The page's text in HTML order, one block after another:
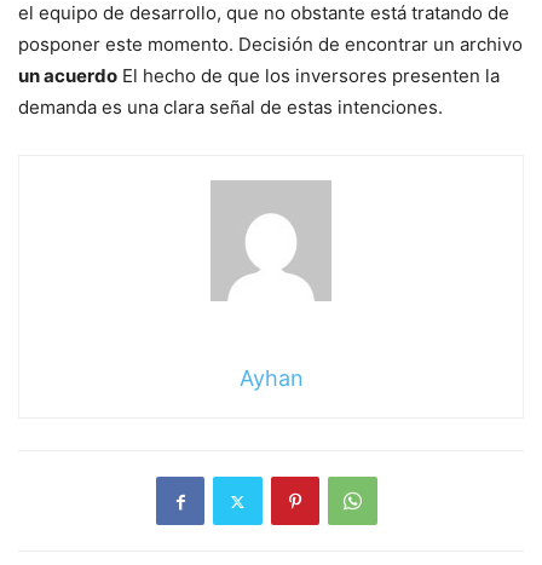
el equipo de desarrollo, que no obstante está tratando de
posponer este momento. Decisión de encontrar un archivo
un acuerdo El hecho de que los inversores presenten la
demanda es una clara señal de estas intenciones.
Ayhan